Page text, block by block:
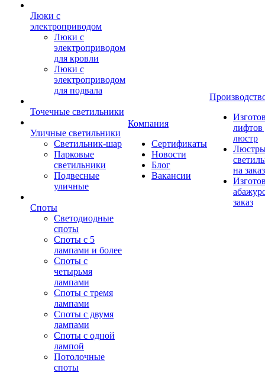
Люки с
электроприводом
Люки с
электроприводом
для кровли
Люки с
электроприводом
для подвала
Точечные светильники
Уличные светильники
Светильник-шар
Парковые
светильники
Подвесные
уличные
Споты
Светодиодные
споты
Споты с 5
лампами и более
Споты с
четырьмя
лампами
Споты с тремя
лампами
Споты с двумя
лампами
Споты с одной
лампой
Потолочные
споты
Компания
Сертификаты
Новости
Блог
Вакансии
лифтов
люстр
на заказ
заказ